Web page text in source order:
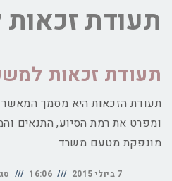
תעודת
תעודת זכאות
תעודת הזכאות היא מסמך
ומפרט את רמת הסיוע, התנאים
מונפקת מטעם משרד
7 ביולי 2015 16:06